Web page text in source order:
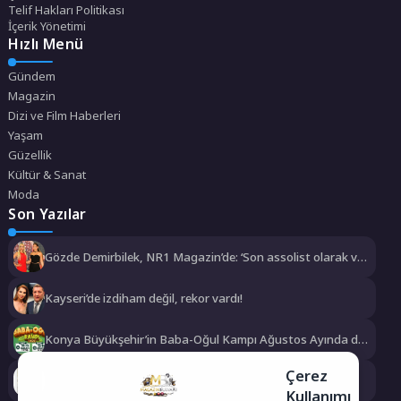
Telif Hakları Politikası
İçerik Yönetimi
Hızlı Menü
Gündem
Magazin
Dizi ve Film Haberleri
Yaşam
Güzellik
Kültür & Sanat
Moda
Son Yazılar
Gözde Demirbilek, NR1 Magazin’de: ‘Son assolist olarak var
Kayseri’de izdiham değil, rekor vardı!
Konya Büyükşehir’in Baba-Oğul Kampı Ağustos Ayında da
Devam Edecek
Maltepe’de çocuklar kitapların renkli dünyasında buluştu
Çerez
Kullanımı